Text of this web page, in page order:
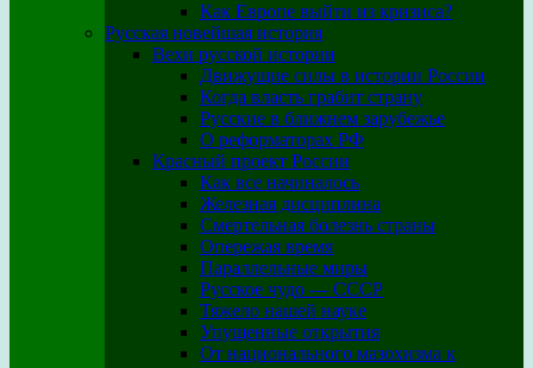
Как Европе выйти из кризиса?
Русская новейшая история
Вехи русской истории
Движущие силы в истории России
Когда власть грабит страну
Русские в ближнем зарубежье
О реформаторах РФ
Красный проект России
Как все начиналось
Железная дисциплина
Смертельная болезнь страны
Опережая время
Параллельные миры
Русское чудо — СССР
Тяжело нашей науке
Упущенные открытия
От национального мазохизма к